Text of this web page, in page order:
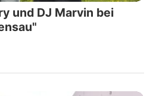
und DJ Marvin bei